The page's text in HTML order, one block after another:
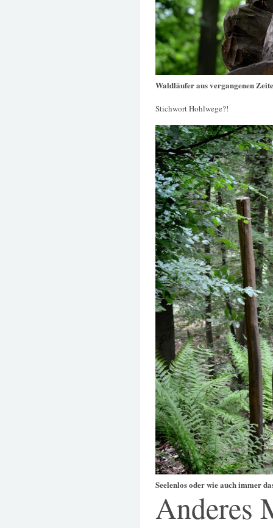
Waldläufer aus vergangenen
Stichwort Hohlwege?!
Seelenlos oder wie auch immer
Anderes